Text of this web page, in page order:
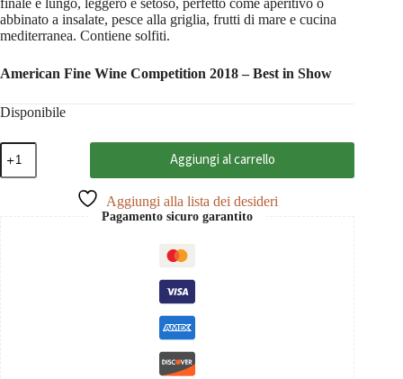
abbinato a insalate, pesce alla griglia, frutti di mare e cucina
mediterranea. Contiene solfiti.
American Fine Wine Competition 2018 – Best in Show
Disponibile
Villányi
Rosé
2025
Aggiungi al carrello
Aggiungi alla lista dei desideri
Pagamento sicuro garantito